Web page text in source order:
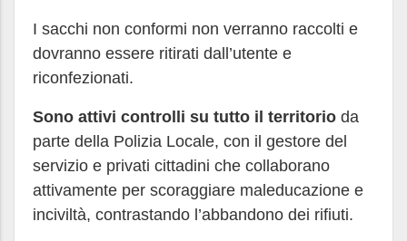
I sacchi non conformi non verranno raccolti e
dovranno essere ritirati dall’utente e
riconfezionati.
Sono attivi controlli su tutto il territorio da
parte della Polizia Locale, con il gestore del
servizio e privati cittadini che collaborano
attivamente per scoraggiare maleducazione e
inciviltà, contrastando l’abbandono dei rifiuti.